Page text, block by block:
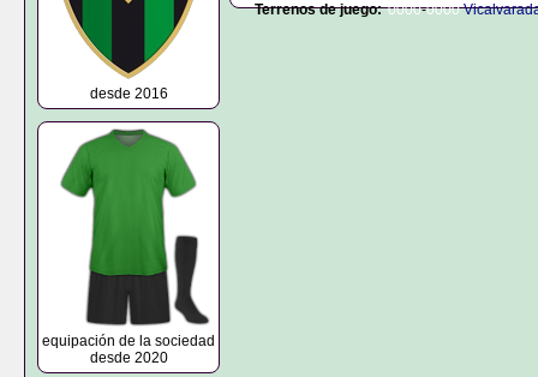
desde 2016
equipación de la sociedad
desde 2020
Terrenos de juego: 0000-0000